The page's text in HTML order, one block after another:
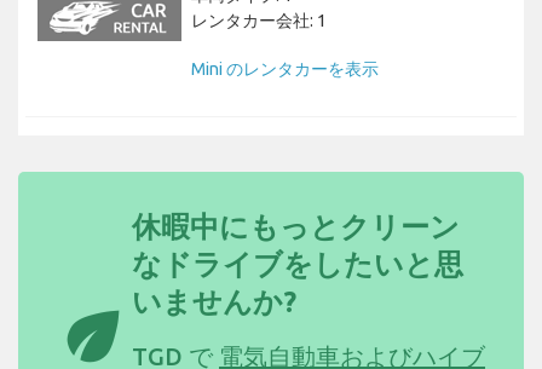
レンタカー会社: 1
Mini のレンタカーを表示
eco
休暇中にもっとクリーン
なドライブをしたいと思
いませんか?
TGD で 電気自動車およびハイブ